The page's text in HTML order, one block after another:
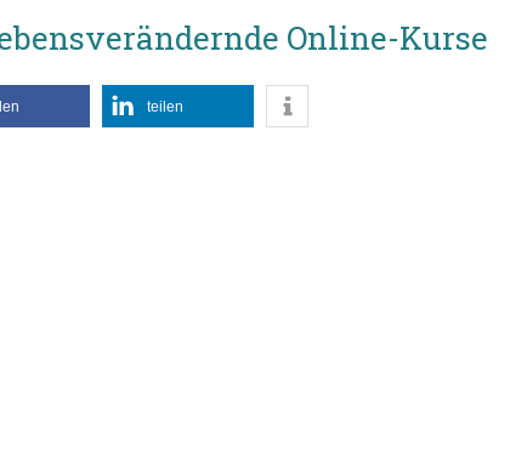
Online-Kurse
teilen